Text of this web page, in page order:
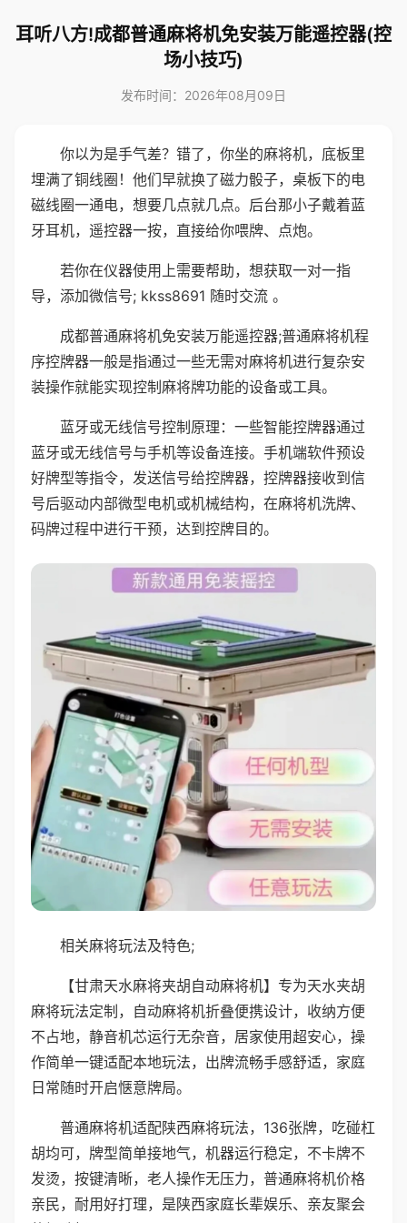
耳听八方!成都普通麻将机免安装万能遥控器(控
场小技巧)
发布时间：2026年08月09日
你以为是手气差？错了，你坐的麻将机，底板里
埋满了铜线圈！他们早就换了磁力骰子，桌板下的电
磁线圈一通电，想要几点就几点。后台那小子戴着蓝
牙耳机，遥控器一按，直接给你喂牌、点炮。
若你在仪器使用上需要帮助，想获取一对一指
导，添加微信号; kkss8691 随时交流 。
成都普通麻将机免安装万能遥控器;普通麻将机程
序控牌器一般是指通过一些无需对麻将机进行复杂安
装操作就能实现控制麻将牌功能的设备或工具。
蓝牙或无线信号控制原理：一些智能控牌器通过
蓝牙或无线信号与手机等设备连接。手机端软件预设
好牌型等指令，发送信号给控牌器，控牌器接收到信
号后驱动内部微型电机或机械结构，在麻将机洗牌、
码牌过程中进行干预，达到控牌目的。
相关麻将玩法及特色;
【甘肃天水麻将夹胡自动麻将机】专为天水夹胡
麻将玩法定制，自动麻将机折叠便携设计，收纳方便
不占地，静音机芯运行无杂音，居家使用超安心，操
作简单一键适配本地玩法，出牌流畅手感舒适，家庭
日常随时开启惬意牌局。
普通麻将机适配陕西麻将玩法，136张牌，吃碰杠
胡均可，牌型简单接地气，机器运行稳定，不卡牌不
发烫，按键清晰，老人操作无压力，普通麻将机价格
亲民，耐用好打理，是陕西家庭长辈娱乐、亲友聚会